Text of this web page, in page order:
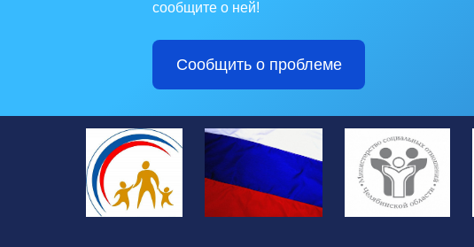
сообщите о ней!
Сообщить о проблеме